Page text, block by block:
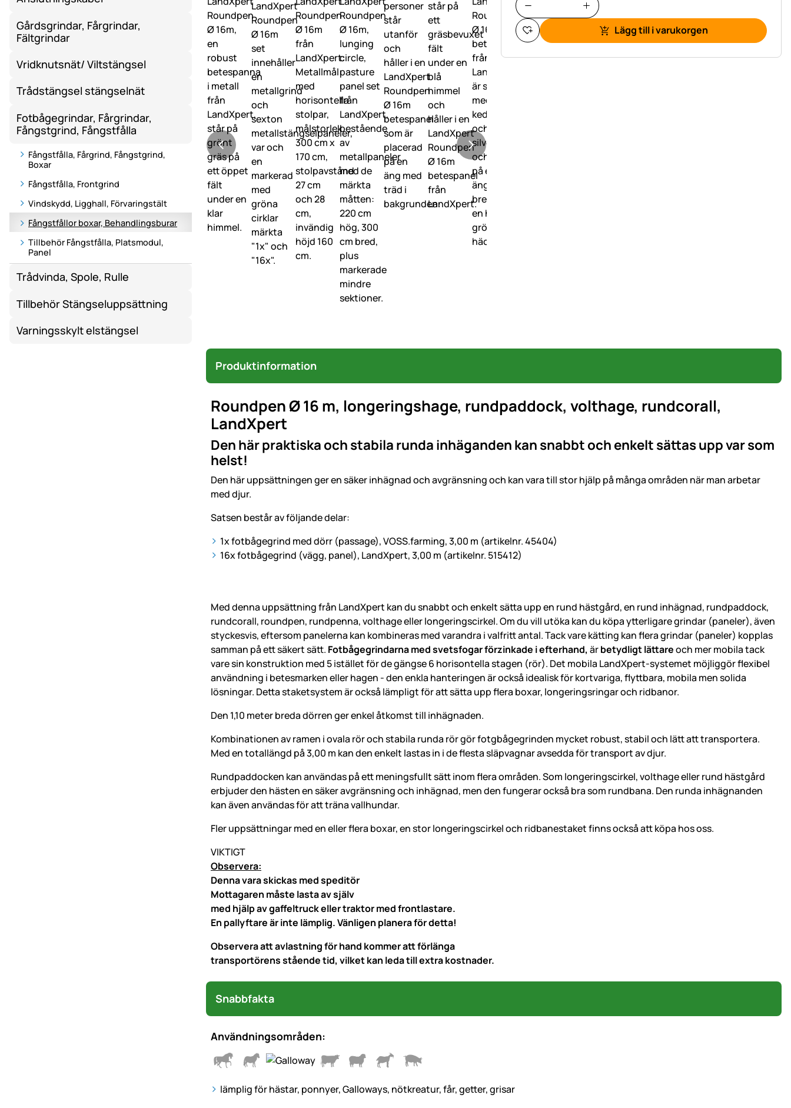
Gårdsgrindar, Fårgrindar,
Fältgrindar
Vridknutsnät/ Viltstängsel
Trådstängsel stängselnät
Fotbågegrindar, Fårgrindar,
Fångstgrind, Fångstfålla
Fångstfålla, Fårgrind, Fångstgrind,
Boxar
Fångstfålla, Frontgrind
Vindskydd, Ligghall, Förvaringstält
Fångstfållor boxar, Behandlingsburar
Tillbehör Fångstfålla, Platsmodul,
Panel
Trådvinda, Spole, Rulle
Tillbehör Stängseluppsättning
Varningsskylt elstängsel
Lägg till i varukorgen
Produktinformation
Roundpen Ø 16 m, longeringshage, rundpaddock, volthage, rundcorall,
LandXpert
Den här praktiska och stabila runda inhäganden kan snabbt och enkelt sättas upp var som
helst!
Den här uppsättningen ger en säker inhägnad och avgränsning och kan vara till stor hjälp på många områden när man arbetar
med djur.
Satsen består av följande delar:
1x fotbågegrind med dörr (passage), VOSS.farming, 3,00 m (artikelnr. 45404)
16x fotbågegrind (vägg, panel), LandXpert, 3,00 m (artikelnr. 515412)
Med denna uppsättning från LandXpert kan du snabbt och enkelt sätta upp en rund hästgård, en rund inhägnad, rundpaddock,
rundcorall, roundpen, rundpenna, volthage eller longeringscirkel. Om du vill utöka kan du köpa ytterligare grindar (paneler), även
styckesvis, eftersom panelerna kan kombineras med varandra i valfritt antal. Tack vare kätting kan flera grindar (paneler) kopplas
samman på ett säkert sätt. Fotbågegrindarna med svetsfogar förzinkade i efterhand, ärbetydligt lättareoch mer mobila tack
vare sin konstruktion med 5 istället för de gängse 6 horisontella stagen (rör). Det mobila LandXpert-systemet möjliggör flexibel
användning i betesmarken eller hagen - den enkla hanteringen är också idealisk för kortvariga, flyttbara, mobila men solida
lösningar. Detta staketsystem är också lämpligt för att sätta upp flera boxar, longeringsringar och ridbanor.
Den 1,10 meter breda dörren ger enkel åtkomst till inhägnaden.
Kombinationen av ramen i ovala rör och stabila runda rör gör fotgbågegrinden mycket robust, stabil och lätt att transportera.
Med en totallängd på 3,00 m kan den enkelt lastas in i de flesta släpvagnar avsedda för transport av djur.
Rundpaddocken kan användas på ett meningsfullt sätt inom flera områden. Som longeringscirkel, volthage eller rund hästgård
erbjuder den hästen en säker avgränsning och inhägnad, men den fungerar också bra som rundbana. Den runda inhägnanden
kan även användas för att träna vallhundar.
Fler uppsättningar med en eller flera boxar, en stor longeringscirkel och ridbanestaket finns också att köpa hos oss.
VIKTIGT
Observera:
Denna vara skickas med speditör
Mottagaren måste lasta av själv
med hjälp av gaffeltruck eller traktor med frontlastare.
En pallyftare är inte lämplig. Vänligen planera för detta!
Observera att avlastning för hand kommer att förlänga
transportörens stående tid, vilket kan leda till extra kostnader.
Snabbfakta
Användningsområden:
lämplig för hästar, ponnyer, Galloways, nötkreatur, får, getter, grisar